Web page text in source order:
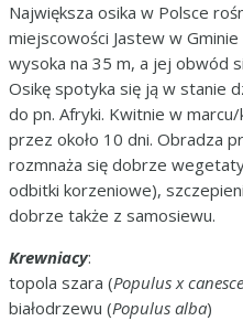
Największa osika w Polsce
miejscowości Jastew w
wysoka na 35 m, a jej obwód
Osikę spotyka się ją w stanie
do pn. Afryki. Kwitnie w
przez około 10 dni. Obradza
rozmnaża się dobrze
odbitki korzeniowe),
dobrze także z samosiewu.
Krewniacy:
topola szara (Populus x
białodrzewu (Populus alba)